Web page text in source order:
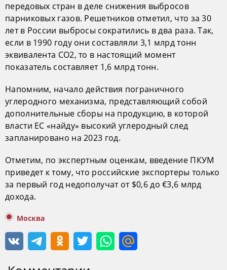
передовых стран в деле снижения выбросов
парниковых газов. Решетников отметил, что за 30
лет в России выбросы сократились в два раза. Так,
если в 1990 году они составляли 3,1 млрд тонн
эквивалента СО2, то в настоящий момент
показатель составляет 1,6 млрд тонн.
Напомним, начало действия пограничного
углеродного механизма, представляющий собой
дополнительные сборы на продукцию, в которой
власти ЕС «найду» высокий углеродный след
запланировано на 2023 год.
Отметим, по экспертным оценкам, введение ПКУМ
приведет к тому, что российские экспортеры только
за первый год недополучат от $0,6 до €3,6 млрд
дохода.
Москва